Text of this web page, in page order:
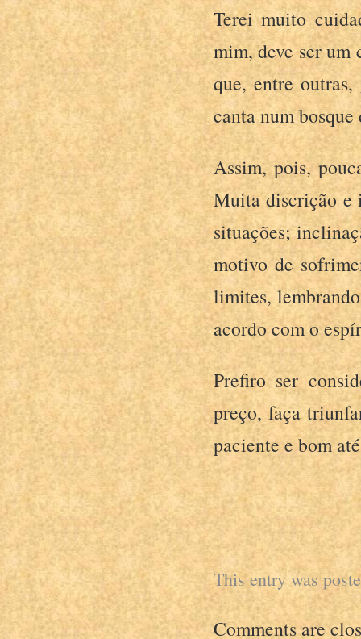
Terei muito
mim, deve ser um
que, entre
canta num bosque
Assim, pois,
Muita discrição e
situações;
motivo de
limites,
acordo com o
Prefiro ser
preço, faça
paciente e bom
This entry was
Comments are